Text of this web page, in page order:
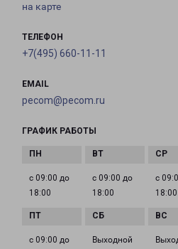
на карте
ТЕЛЕФОН
+7(495) 660-11-11
EMAIL
pecom@pecom.ru
ГРАФИК РАБОТЫ
с 09:00 до
18:00
с 09:00 до
18:00
с
18:00
с 09:00 до
Выходной